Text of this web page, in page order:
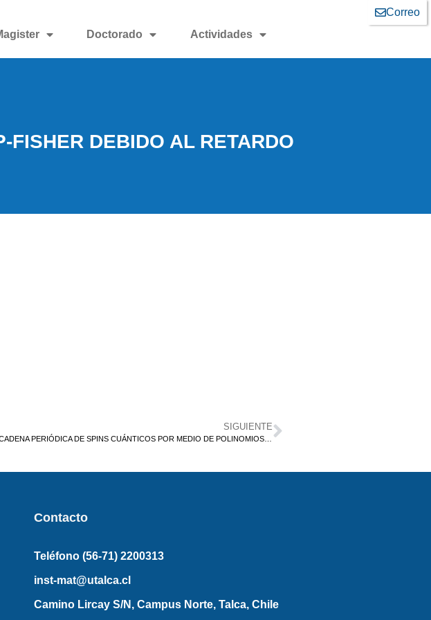
Correo
Doctorado Actividades
DEBIDO AL RETARDO
SIGUIENTE
DIAGONALIZACIÓN DE UNA CADENA PERIÓDICA DE SPINS CUÁNTICOS POR MEDIO DE POLINOMIOS q-ULTRAESFÉRICOS
Contacto
Teléfono (56-71) 2200313
inst-mat@utalca.cl
Camino Lircay S/N, Campus Norte, Talca, Chile